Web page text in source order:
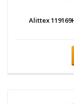
Alittex